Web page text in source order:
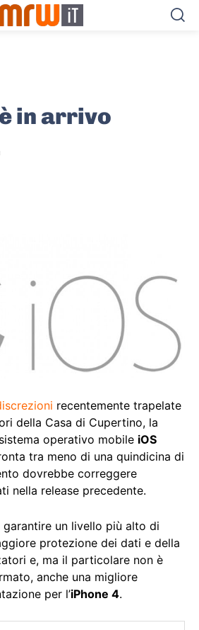
in arrivo
recentemente trapelate
della Casa di Cupertino, la
operativo mobile iOS
tra meno di una quindicina di
dovrebbe correggere
nella release precedente.
garantire un livello più alto di
protezione dei dati e della
e, ma il particolare non è
anche una migliore
per l’iPhone 4.